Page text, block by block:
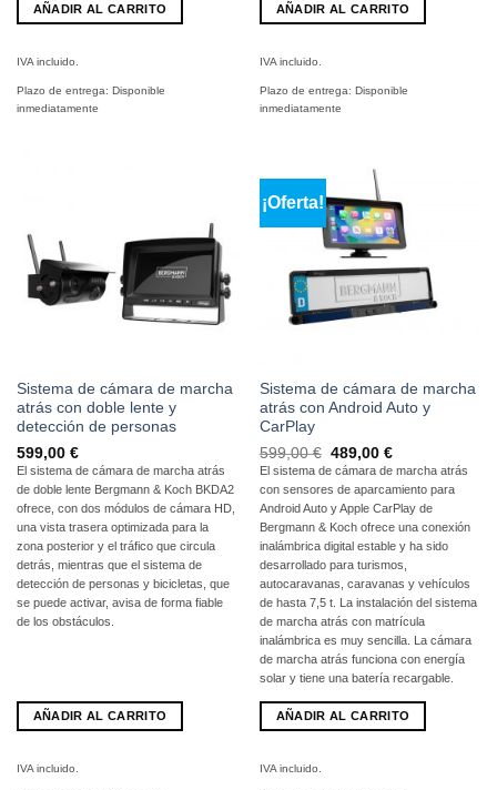
AÑADIR AL CARRITO
IVA incluido.
Plazo de entrega: Disponible
inmediatamente
AÑADIR AL CARRITO
IVA incluido.
Plazo de entrega: Disponible
inmediatamente
Sistema de cámara de marcha
atrás con doble lente y
detección de personas
599,00 €
El sistema de cámara de marcha atrás
de doble lente Bergmann & Koch BKDA2
ofrece, con dos módulos de cámara HD,
una vista trasera optimizada para la
zona posterior y el tráfico que circula
detrás, mientras que el sistema de
detección de personas y bicicletas, que
se puede activar, avisa de forma fiable
de los obstáculos.
AÑADIR AL CARRITO
IVA incluido.
¡Oferta!
Sistema de cámara de marcha
atrás con Android Auto y
CarPlay
599,00€ El
precio
original
era:
599,00
€
489,00 €El
precio
actual
es:
489,00
€.
El sistema de cámara de marcha atrás
con sensores de aparcamiento para
Android Auto y Apple CarPlay de
Bergmann & Koch ofrece una conexión
inalámbrica digital estable y ha sido
desarrollado para turismos,
autocaravanas, caravanas y vehículos
de hasta 7,5 t. La instalación del sistema
de marcha atrás con matrícula
inalámbrica es muy sencilla. La cámara
de marcha atrás funciona con energía
solar y tiene una batería recargable.
AÑADIR AL CARRITO
IVA incluido.